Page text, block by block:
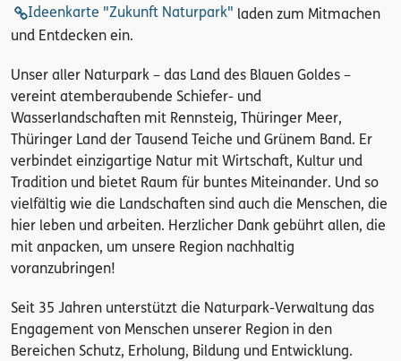
Ideenkarte "Zukunft Naturpark" laden zum Mitmachen
und Entdecken ein.
Unser aller Naturpark – das Land des Blauen Goldes –
vereint atemberaubende Schiefer- und
Wasserlandschaften mit Rennsteig, Thüringer Meer,
Thüringer Land der Tausend Teiche und Grünem Band. Er
verbindet einzigartige Natur mit Wirtschaft, Kultur und
Tradition und bietet Raum für buntes Miteinander. Und so
vielfältig wie die Landschaften sind auch die Menschen, die
hier leben und arbeiten. Herzlicher Dank gebührt allen, die
mit anpacken, um unsere Region nachhaltig
voranzubringen!
Seit 35 Jahren unterstützt die Naturpark-Verwaltung das
Engagement von Menschen unserer Region in den
Bereichen Schutz, Erholung, Bildung und Entwicklung.